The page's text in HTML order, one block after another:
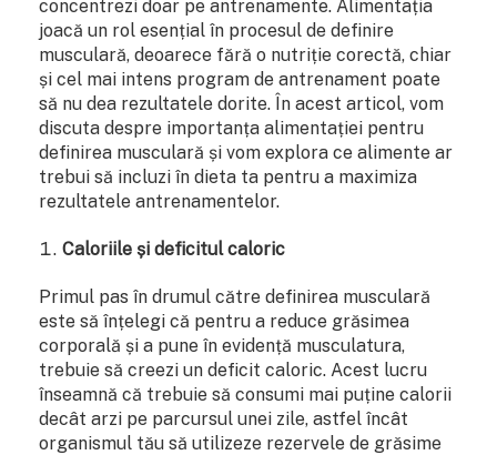
concentrezi doar pe antrenamente. Alimentația
joacă un rol esențial în procesul de definire
musculară, deoarece fără o nutriție corectă, chiar
și cel mai intens program de antrenament poate
să nu dea rezultatele dorite. În acest articol, vom
discuta despre importanța alimentației pentru
definirea musculară și vom explora ce alimente ar
trebui să incluzi în dieta ta pentru a maximiza
rezultatele antrenamentelor.
Caloriile și deficitul caloric
Primul pas în drumul către definirea musculară
este să înțelegi că pentru a reduce grăsimea
corporală și a pune în evidență musculatura,
trebuie să creezi un deficit caloric. Acest lucru
înseamnă că trebuie să consumi mai puține calorii
decât arzi pe parcursul unei zile, astfel încât
organismul tău să utilizeze rezervele de grăsime